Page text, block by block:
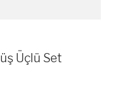
Üçlü Set